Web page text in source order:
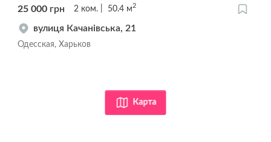
Карта
25 000 грн 2 ком. 50.4 м2
вулиця Качанівська, 21
Одесская, Харьков